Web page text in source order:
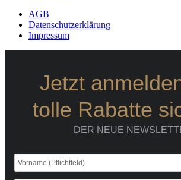
AGB
Datenschutzerklärung
Impressum
Jetzt
tolle Rabatte
DER NEUE